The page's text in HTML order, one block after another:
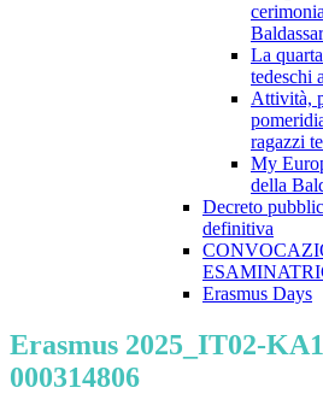
La
tedeschi
Attività,
ragazzi
My
della
Decreto
definitiva
Erasmus Days
Erasmus 2025_IT02-
000314806